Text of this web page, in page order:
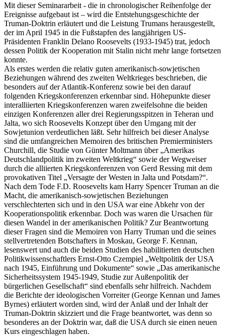
Mit dieser Seminararbeit - die in chronologischer Reihenfolge der
Ereignisse aufgebaut ist – wird die Entstehungsgeschichte der
Truman-Doktrin erläutert und die Leistung Trumans herausgestellt,
der im April 1945 in die Fußstapfen des langjährigen US-
Präsidenten Franklin Delano Roosevelts (1933-1945) trat, jedoch
dessen Politik der Kooperation mit Stalin nicht mehr lange fortsetzen
konnte.
Als erstes werden die relativ guten amerikanisch-sowjetischen
Beziehungen während des zweiten Weltkrieges beschrieben, die
besonders auf der Atlantik-Konferenz sowie bei den darauf
folgenden Kriegskonferenzen erkennbar sind. Höhepunkte dieser
interalliierten Kriegskonferenzen waren zweifelsohne die beiden
einzigen Konferenzen aller drei Regierungsspitzen in Teheran und
Jalta, wo sich Roosevelts Konzept über den Umgang mit der
Sowjetunion verdeutlichen läßt. Sehr hilfreich bei dieser Analyse
sind die umfangreichen Memoiren des britischen Premierministers
Churchill, die Studie von Günter Moltmann über „Amerikas
Deutschlandpolitik im zweiten Weltkrieg“ sowie der Wegweiser
durch die alliierten Kriegskonferenzen von Gerd Ressing mit dem
provokativen Titel „Versagte der Westen in Jalta und Potsdam?“.
Nach dem Tode F.D. Roosevelts kam Harry Spencer Truman an die
Macht, die amerikanisch-sowjetischen Beziehungen
verschlechterten sich und in den USA war eine Abkehr von der
Kooperationspolitik erkennbar. Doch was waren die Ursachen für
diesen Wandel in der amerikanischen Politik? Zur Beantwortung
dieser Fragen sind die Memoiren von Harry Truman und die seines
stellvertretenden Botschafters in Moskau, George F. Kennan,
lesenswert und auch die beiden Studien des habilitierten deutschen
Politikwissenschaftlers Ernst-Otto Czempiel „Weltpolitik der USA
nach 1945, Einführung und Dokumente“ sowie „Das amerikanische
Sicherheitssystem 1945-1949, Studie zur Außenpolitik der
bürgerlichen Gesellschaft“ sind ebenfalls sehr hilfreich. Nachdem
die Berichte der ideologischen Vorreiter (George Kennan und James
Byrnes) erläutert worden sind, wird der Anlaß und der Inhalt der
Truman-Doktrin skizziert und die Frage beantwortet, was denn so
besonderes an der Doktrin war, daß die USA durch sie einen neuen
Kurs eingeschlagen haben.